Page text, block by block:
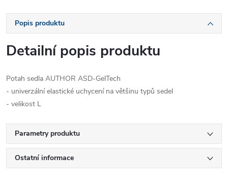
Popis produktu
Detailní popis produktu
Potah sedla AUTHOR ASD-GelTech
- univerzální elastické uchycení na většinu typů sedel
- velikost L
Parametry produktu
Ostatní informace